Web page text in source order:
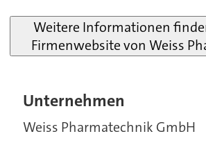
Weitere Informationen
Firmenwebsite von Weiss
Unternehmen
Weiss Pharmatechnik GmbH